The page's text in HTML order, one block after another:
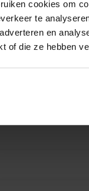
cookies om
te
en
of die ze hebben
Chocoladereep
Biologisch -